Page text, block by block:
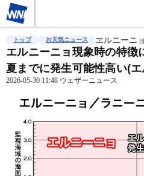
雨雲レーダー 台風情報 地震情報
トップ お天気ニュース エルニーニ
エルニーニョ現象時の特徴
夏までに発生可能性高い(
2026-05-30 11:48 ウェザーニュース